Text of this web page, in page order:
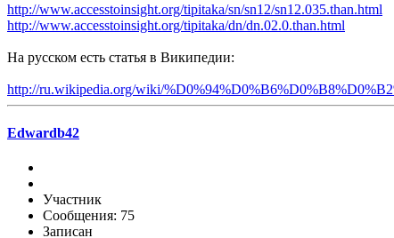
http://www.accesstoinsight.org/tipitaka/sn/sn12/sn12.035.than.html
http://www.accesstoinsight.org/tipitaka/dn/dn.02.0.than.html
На русском есть статья в Википедии:
http://ru.wikipedia.org/wiki/
Edwardb42
Участник
Сообщения: 75
Записан